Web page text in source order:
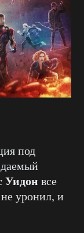
под
Уидон все
уронил, и